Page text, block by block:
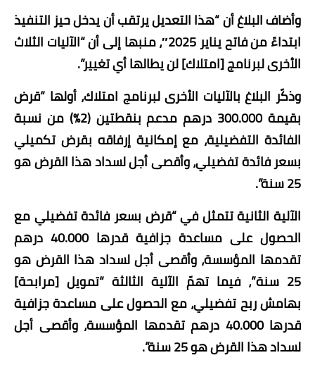
وأضاف البلاغ أن “هذا التعديل يرتقب أن يدخل حيز التنفيذ
ابتداءً من فاتح يناير 2025″، منبها إلى أن “الآليات الثلاث
الأخرى لبرنامج [امتلاك] لن يطالها أي تغيير”.
وذكّر البلاغ بالآليات الأخرى لبرنامج امتلاك، أولها “قرض
بقيمة 300.000 درهم مدعم بنقطتين (2%) من نسبة
الفائدة التفضيلية، مع إمكانية إرفاقه بقرض تكميلي
بسعر فائدة تفضيلي، وأقصى أجل لسداد هذا القرض هو
25 سنة”.
الآلية الثانية تتمثل في “قرض بسعر فائدة تفضيلي مع
الحصول على مساعدة جزافية قدرها 40.000 درهم
تقدمها المؤسسة، وأقصى أجل لسداد هذا القرض هو
25 سنة”، فيما تهمّ الآلية الثالثة “تمويل [مرابحة]
بهامش ربح تفضيلي، مع الحصول على مساعدة جزافية
قدرها 40.000 درهم تقدمها المؤسسة، وأقصى أجل
لسداد هذا القرض هو 25 سنة”.